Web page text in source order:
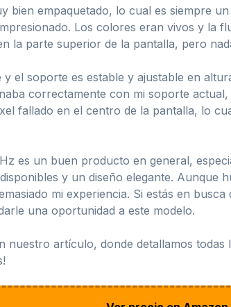
bien empaquetado, lo cual es siempre
Los colores eran vivos y la
la parte superior de la pantalla, pero
y el soporte es estable y ajustable en
correctamente con mi soporte
fallado en el centro de la pantalla, lo
es un buen producto en general,
y un diseño elegante.
mi experiencia. Si estás en
una oportunidad a este modelo.
nuestro artículo, donde detallamos